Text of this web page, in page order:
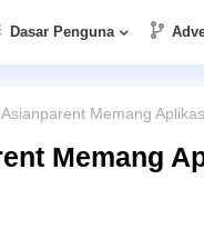
Dasar Penguna
Memang
Memang